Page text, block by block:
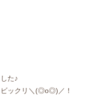
た♪
ビックリ＼(◎o◎)／！